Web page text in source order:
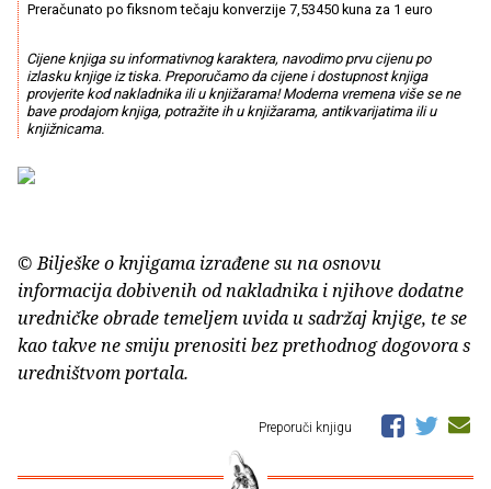
Preračunato po fiksnom tečaju konverzije 7,53450 kuna za 1 euro
Cijene knjiga su informativnog karaktera, navodimo prvu cijenu po
izlasku knjige iz tiska. Preporučamo da cijene i dostupnost knjiga
provjerite kod nakladnika ili u knjižarama! Moderna vremena više se ne
bave prodajom knjiga, potražite ih u knjižarama, antikvarijatima ili u
knjižnicama.
© Bilješke o knjigama izrađene su na osnovu
informacija dobivenih od nakladnika i njihove dodatne
uredničke obrade temeljem uvida u sadržaj knjige, te se
kao takve ne smiju prenositi bez prethodnog dogovora s
uredništvom portala.
Preporuči knjigu